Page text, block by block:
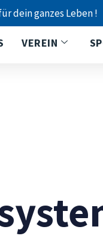
dein ganzes Leben !
VEREIN